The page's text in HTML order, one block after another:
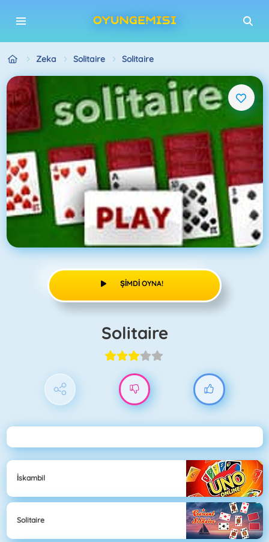
Zeka Solitaire Solitaire
ŞIMDI OYNA!
Solitaire
İskambil
Solitaire